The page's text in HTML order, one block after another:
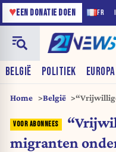
FR
♥EEN DONATIE DOEN
BELGIË POLITIEK EUROPA
Home België
migranten